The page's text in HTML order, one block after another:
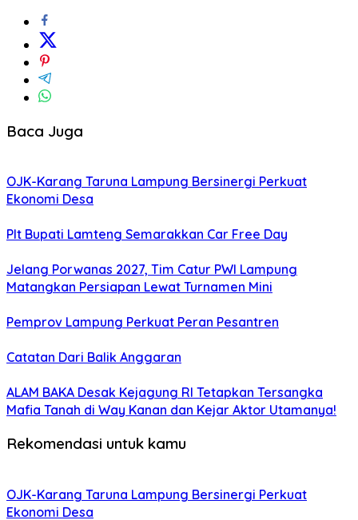
Baca Juga
OJK-Karang Taruna Lampung Bersinergi Perkuat
Ekonomi Desa
Plt Bupati Lamteng Semarakkan Car Free Day
Jelang Porwanas 2027, Tim Catur PWI Lampung
Matangkan Persiapan Lewat Turnamen Mini
Pemprov Lampung Perkuat Peran Pesantren
Catatan Dari Balik Anggaran
ALAM BAKA Desak Kejagung RI Tetapkan Tersangka
Mafia Tanah di Way Kanan dan Kejar Aktor Utamanya!
Rekomendasi untuk kamu
OJK-Karang Taruna Lampung Bersinergi Perkuat
Ekonomi Desa